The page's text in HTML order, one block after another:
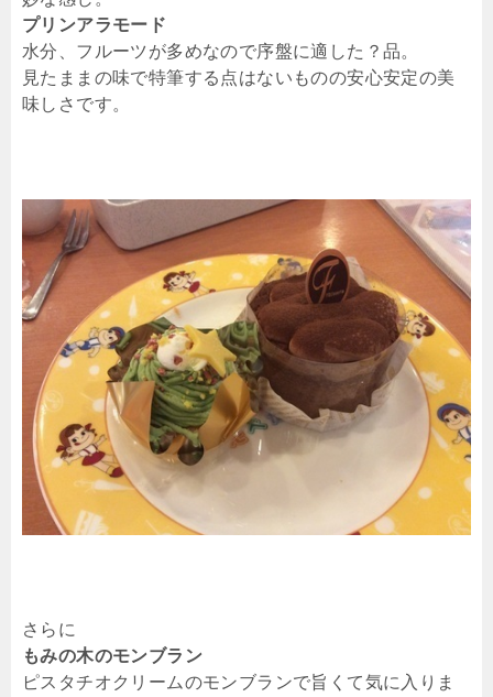
プリンアラモード
水分、フルーツが多めなので序盤に適した？品。
見たままの味で特筆する点はないものの安心安定の美
味しさです。
さらに
もみの木のモンブラン
ピスタチオクリームのモンブランで旨くて気に入りま